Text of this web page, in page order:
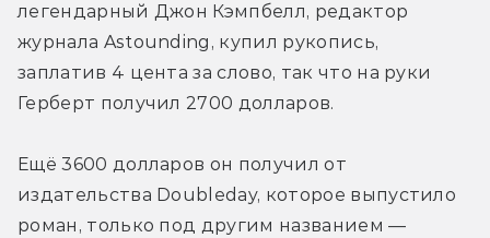
легендарный Джон Кэмпбелл, редактор
журнала Astounding, купил рукопись,
заплатив 4 цента за слово, так что на руки
Герберт получил 2700 долларов.
Ещё 3600 долларов он получил от
издательства Doubleday, которое выпустило
роман, только под другим названием —